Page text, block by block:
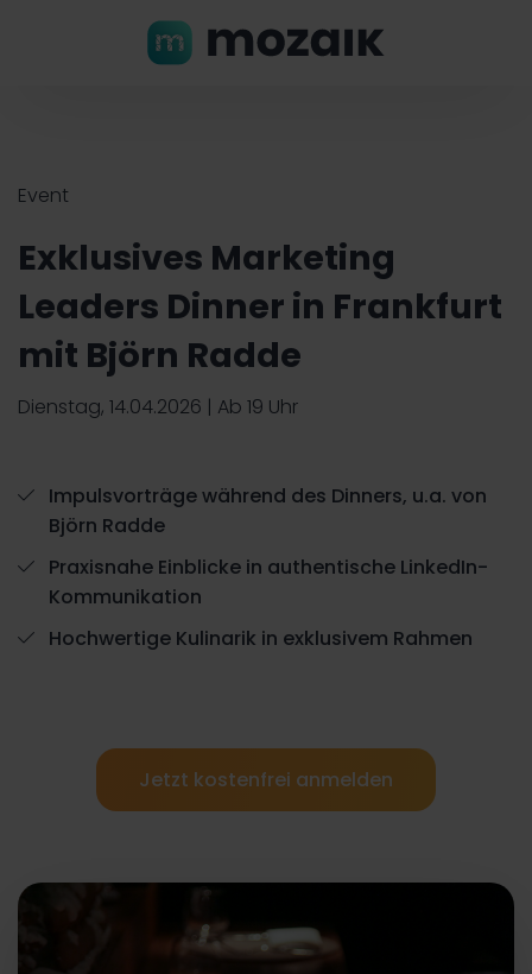
Event
Exklusives Marketing
Leaders Dinner in Frankfurt
mit Björn Radde
Dienstag, 14.04.2026 | Ab 19 Uhr
Impulsvorträge während des Dinners, u.a. von
Björn Radde
Praxisnahe Einblicke in authentische LinkedIn-
Kommunikation
Hochwertige Kulinarik in exklusivem Rahmen
Jetzt kostenfrei anmelden